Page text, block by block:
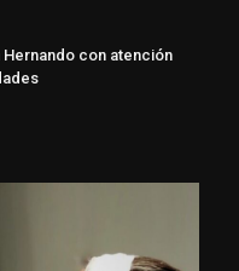
Hernando con atención